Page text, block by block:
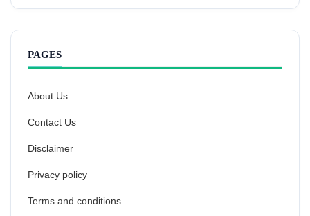
PAGES
About Us
Contact Us
Disclaimer
Privacy policy
Terms and conditions